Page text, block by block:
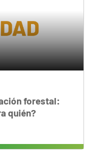
forestal:
quién?